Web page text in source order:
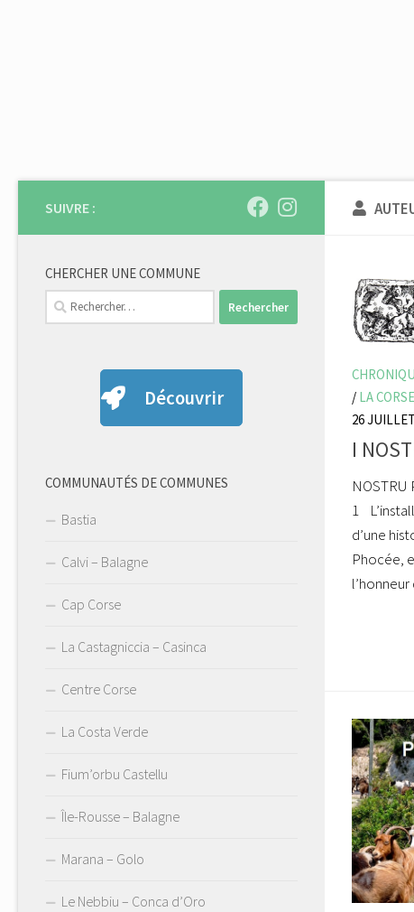
/ LA
26
I
NOSTRU
1
d’une
Phocée,
SUIVRE :
CHERCHER UNE COMMUNE
Rechercher :
Découvrir
COMMUNAUTÉS DE COMMUNES
Bastia
Calvi – Balagne
Cap Corse
La Castagniccia – Casinca
Centre Corse
La Costa Verde
Fium’orbu Castellu
Île-Rousse – Balagne
Marana – Golo
Le Nebbiu – Conca d’Oro